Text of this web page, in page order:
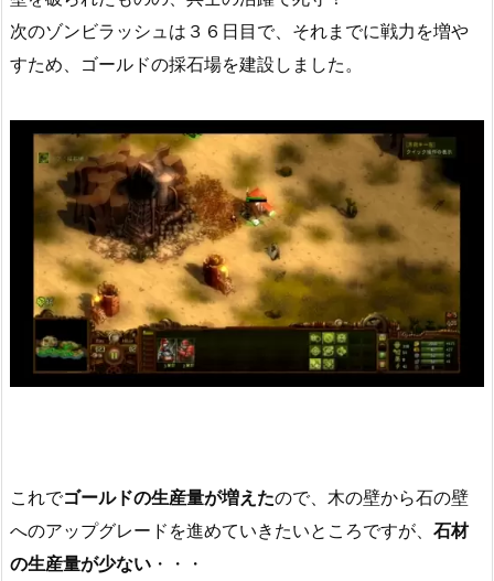
次のゾンビラッシュは３６日目で、それまでに戦力を増や
すため、ゴールドの採石場を建設しました。
これでゴールドの生産量が増えたので、木の壁から石の壁
へのアップグレードを進めていきたいところですが、 石材
の生産量が少ない ・・・